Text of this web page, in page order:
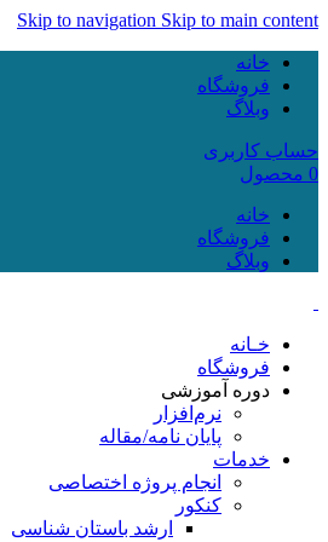
Skip to navigation Skip to main content
خانه
فروشگاه
وبلاگ
حساب کاربری
0 محصول
خانه
فروشگاه
وبلاگ
خـانه
فروشگاه
دوره آموزشی
نرم‌افزار
پایان نامه/مقاله
خدمات
انجام پروژه اختصاصی
کنکور
ارشد باستان شناسی